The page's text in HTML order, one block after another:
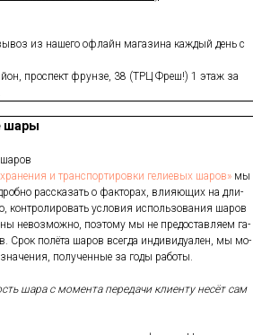
из нашего офлайн магазина каждый день с
проспект фрунзе, 38 (ТРЦ Фреш!) 1 этаж за
шары
и тран­спор­ти­ров­ки ге­ли­евых ша­ров» мы
рас­ска­зать о фак­то­рах, вли­яющих на дли­
кон­тро­лиро­вать ус­ло­вия ис­поль­зо­вания ша­ров
не­воз­можно, по­это­му мы не пре­дос­тавля­ем га­
Срок по­лёта ша­ров всег­да ин­ди­виду­ален, мы мо­
по­лучен­ные за го­ды ра­боты.
ша­ра с мо­мен­та пе­реда­чи кли­ен­ту не­сёт сам